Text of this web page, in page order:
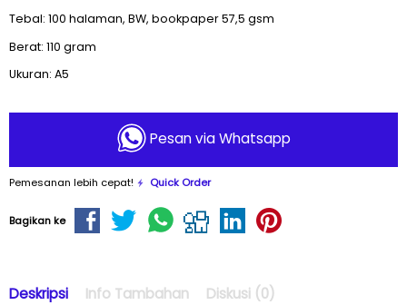
Tebal: 100 halaman, BW, bookpaper 57,5 gsm
Berat: 110 gram
Ukuran: A5
Pesan via Whatsapp
Pemesanan lebih cepat! Quick Order
Bagikan ke
Deskripsi Info Tambahan Diskusi (0)